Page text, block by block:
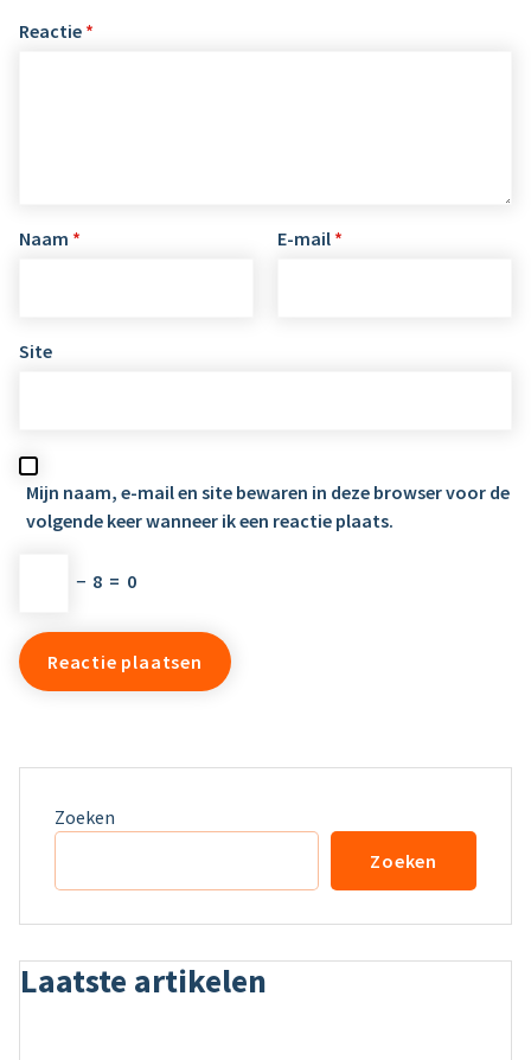
Reactie *
Naam * E-mail *
Site
Mijn naam, e-mail en site bewaren in deze browser voor de
volgende keer wanneer ik een reactie plaats.
− 8 = 0
Zoeken
Zoeken
Laatste artikelen